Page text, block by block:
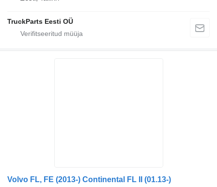
TruckParts Eesti OÜ
Volvo FL, FE (2013-) Continental FL II (01.13-)